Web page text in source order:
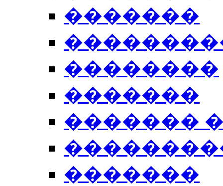
�������
��������
�������
�������
�������